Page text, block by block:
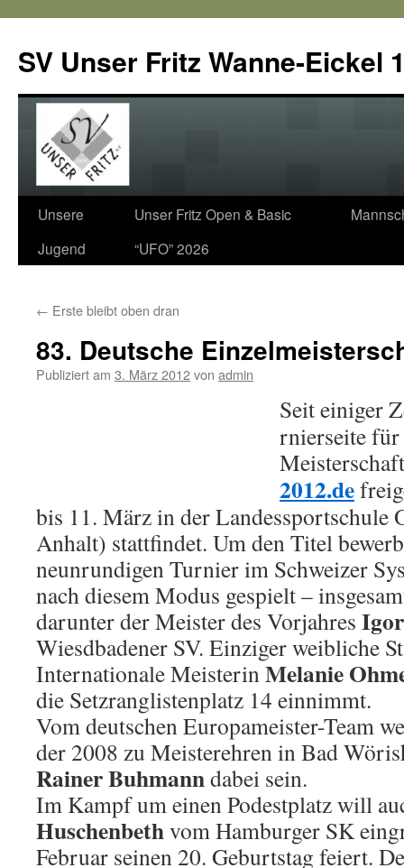
SV Unser Fritz Wanne-Eickel
Zum
Inhalt
Unsere
Jugend
Unser Fritz Open & Basic
“UFO” 2026
← Erste bleibt oben dran
83. Deutsche
Publiziert am 3. März 2012von admin
Seit einiger
rnierseite für
2012.de
bis 11. März in der Landessportschule
Anhalt) stattfindet. Um den Titel
neunrundigen Turnier im Schweizer
nach diesem Modus gespielt –
darunter der Meister des Vorjahres
Wiesdbadener SV. Einziger weibliche
Internationale MeisterinMelanie
die Setzranglistenplatz 14 einnimmt.
Vom deutschen Europameister-Team
der 2008 zu Meisterehren in Bad
Rainer Buhmanndabei sein.
Im Kampf um einen Podestplatz will
Huschenbethvom Hamburger SK
Februar seinen 20. Geburtstag feiert.